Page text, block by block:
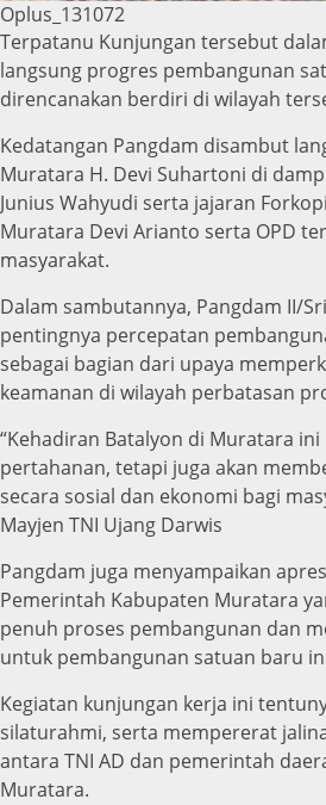
Oplus_131072
Terpatanu Kunjungan tersebut
langsung progres pembangunan
direncanakan berdiri di wilayah
Kedatangan Pangdam disambut
Muratara H. Devi Suhartoni di
Junius Wahyudi serta jajaran
Muratara Devi Arianto serta OPD
masyarakat.
Dalam sambutannya, Pangdam II/
pentingnya percepatan
sebagai bagian dari upaya
keamanan di wilayah perbatasan
“Kehadiran Batalyon di Muratara
pertahanan, tetapi juga akan
secara sosial dan ekonomi bagi
Mayjen TNI Ujang Darwis
Pangdam juga menyampaikan
Pemerintah Kabupaten Muratara
penuh proses pembangunan dan
untuk pembangunan satuan baru
Kegiatan kunjungan kerja ini
silaturahmi, serta mempererat
antara TNI AD dan pemerintah
Muratara.